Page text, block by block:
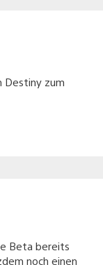
Destiny zum
Beta bereits
noch einen